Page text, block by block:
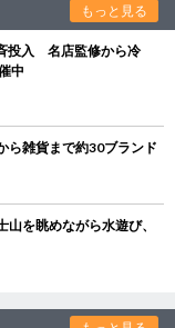
もっと見る
投入 名店監修から冷
中
雑貨まで約30ブランド
を眺めながら水遊び、